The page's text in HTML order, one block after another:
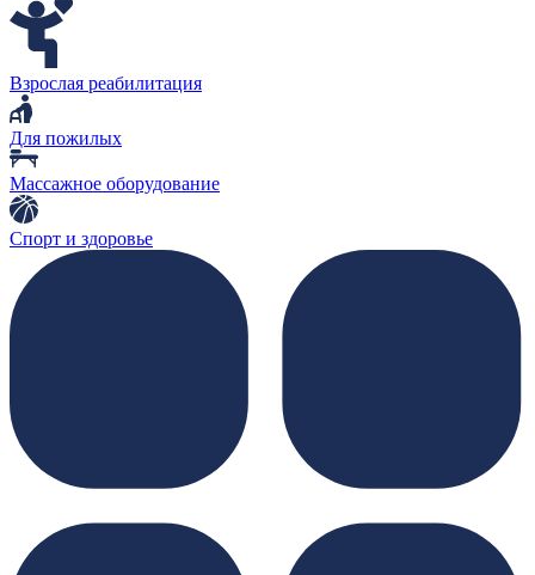
Взрослая реабилитация
Для пожилых
Массажное оборудование
Спорт и здоровье